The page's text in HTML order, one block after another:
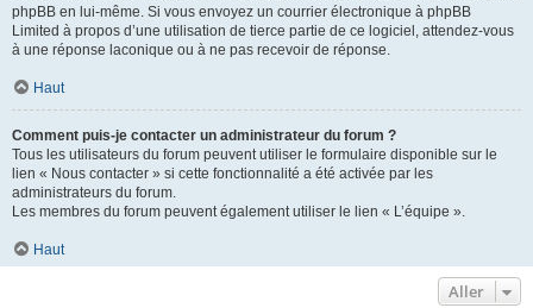
phpBB en lui-même. Si vous envoyez un courrier électronique à phpBB
Limited à propos d’une utilisation de tierce partie de ce logiciel, attendez-vous
à une réponse laconique ou à ne pas recevoir de réponse.
Haut
Comment puis-je contacter un administrateur du forum ?
Tous les utilisateurs du forum peuvent utiliser le formulaire disponible sur le
lien « Nous contacter » si cette fonctionnalité a été activée par les
administrateurs du forum.
Les membres du forum peuvent également utiliser le lien « L’équipe ».
Haut
Aller